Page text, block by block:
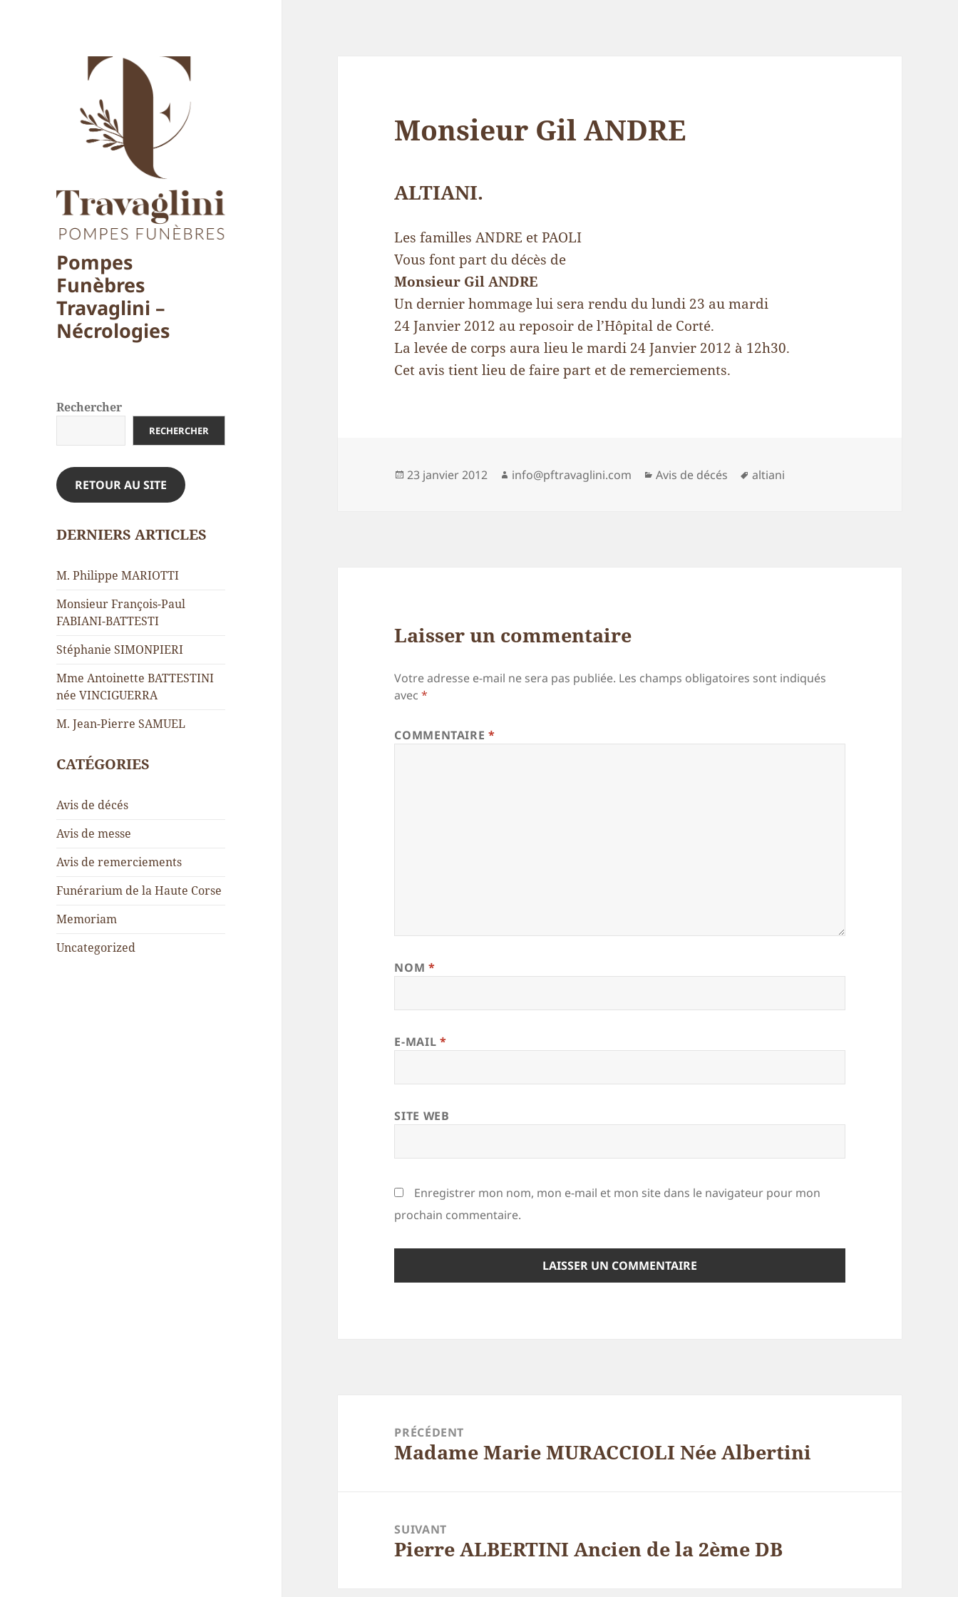
Pompes
Funèbres
Travaglini –
Nécrologies
Rechercher
RECHERCHER
RETOUR AU SITE
DERNIERS ARTICLES
M. Philippe MARIOTTI
Monsieur François-Paul
FABIANI-BATTESTI
Stéphanie SIMONPIERI
Mme Antoinette BATTESTINI
née VINCIGUERRA
M. Jean-Pierre SAMUEL
CATÉGORIES
Avis de décés
Avis de messe
Avis de remerciements
Funérarium de la Haute Corse
Memoriam
Uncategorized
Monsieur Gil ANDRE
ALTIANI.
Les familles ANDRE et PAOLI
Vous font part du décès de
Monsieur Gil ANDRE
Un dernier hommage lui sera rendu du lundi 23 au mardi
24 Janvier 2012 au reposoir de l’Hôpital de Corté.
La levée de corps aura lieu le mardi 24 Janvier 2012 à 12h30.
Cet avis tient lieu de faire part et de remerciements.
Publié
23 janvier 2012 Auteur
info@pftravaglini.com Catégories
Avis de décés
Mots-
altiani
Laisser un commentaire
Votre adresse e-mail ne sera pas publiée. Les champs obligatoires sont indiqués
avec*
COMMENTAIRE*
NOM *
E-MAIL *
SITE WEB
Enregistrer mon nom, mon e-mail et mon site dans le navigateur pour mon
prochain commentaire.
PRÉCÉDENT
Article
Madame Marie MURACCIOLI Née Albertini
SUIVANT
Article
Pierre ALBERTINI Ancien de la 2ème DB